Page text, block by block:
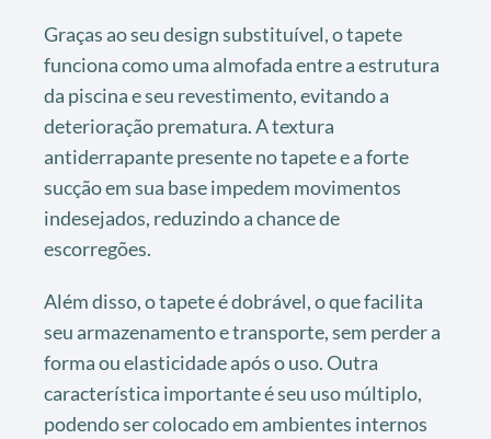
Graças ao seu design substituível, o tapete
funciona como uma almofada entre a estrutura
da piscina e seu revestimento, evitando a
deterioração prematura. A textura
antiderrapante presente no tapete e a forte
sucção em sua base impedem movimentos
indesejados, reduzindo a chance de
escorregões.
Além disso, o tapete é dobrável, o que facilita
seu armazenamento e transporte, sem perder a
forma ou elasticidade após o uso. Outra
característica importante é seu uso múltiplo,
podendo ser colocado em ambientes internos